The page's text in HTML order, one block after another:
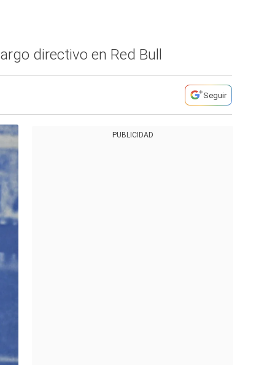
directivo en Red Bull
Seguir
PUBLICIDAD